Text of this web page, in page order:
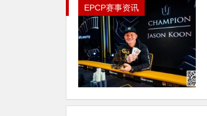
EPCP赛事资讯